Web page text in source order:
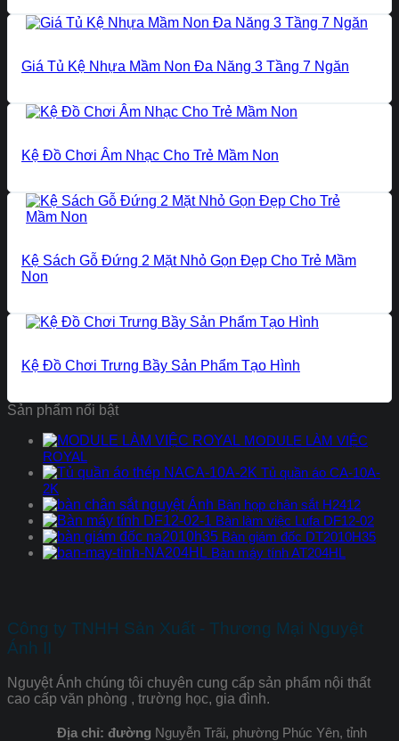
Giá Tủ Kệ Nhựa Mầm Non Đa Năng 3 Tầng 7 Ngăn
Kệ Đồ Chơi Âm Nhạc Cho Trẻ Mầm Non
Kệ Sách Gỗ Đứng 2 Mặt Nhỏ Gọn Đẹp Cho Trẻ Mầm
Non
Kệ Đồ Chơi Trưng Bầy Sản Phẩm Tạo Hình
Sản phẩm nổi bật
MODULE LÀM VIỆC
ROYAL
Tủ quần áo CA-10A-
2K
Bàn họp chân sắt H2412
Bàn làm việc Lufa DF12-02
Bàn giám đốc DT2010H35
Bàn máy tính AT204HL
Công ty TNHH Sản Xuất - Thương Mại Nguyệt
Ánh II
Nguyệt Ánh chúng tôi chuyên cung cấp sản phẩm nội thất
cao cấp văn phòng , trường học, gia đình.
Địa chỉ: đường Nguyễn Trãi, phường Phúc Yên, tỉnh